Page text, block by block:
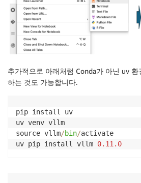
추가적으로 아래처럼 Conda가 아닌 uv
하는 것도 가능합니다.
pip install uv
uv venv vllm
source vllm/bin/activate
uv pip install vllm 0.11 .0